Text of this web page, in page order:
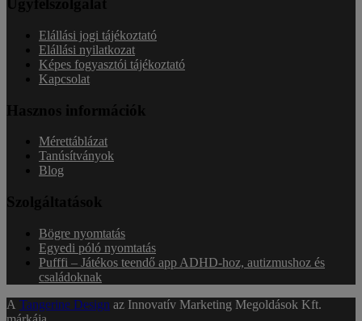
Ügyfélszolgálat
Elállási jogi tájékoztató
Elállási nyilatkozat
Képes fogyasztói tájékoztató
Kapcsolat
Hasznos információk
Mérettáblázat
Tanúsítványok
Blog
Szolgáltatások
Bögre nyomtatás
Egyedi póló nyomtatás
Pufffi – Játékos teendő app ADHD-hoz, autizmushoz és
családoknak
A Tangerine Design az Innovatív Marketing Megoldások Kft.